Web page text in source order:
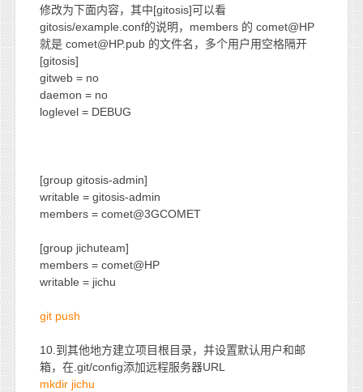
修改为下面内容，其中[gitosis]可以看
gitosis/example.conf的说明，members 的 comet@HP
就是 comet@HP.pub 的文件名，多个用户用空格隔开
[gitosis]
gitweb = no
daemon = no
loglevel = DEBUG
[group gitosis-admin]
writable = gitosis-admin
members = comet@3GCOMET
[group jichuteam]
members = comet@HP
writable = jichu
git push
10.到其他地方建立项目根目录，并设置默认用户和邮
箱，在.git/config添加远程服务器URL
mkdir jichu